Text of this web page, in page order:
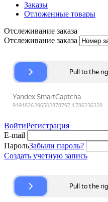
Заказы
Отложенные товары
Отслеживание заказа
Отслеживание заказа
ВойтиРегистрация
E-mail
ПарольЗабыли пароль?
Создать учетную запись